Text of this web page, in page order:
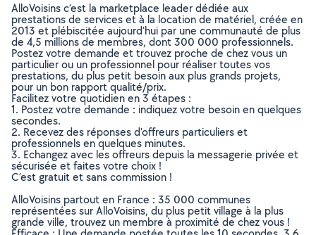
AlloVoisins c’est la marketplace leader dédiée aux
prestations de services et à la location de matériel, créée en
2013 et plébiscitée aujourd’hui par une communauté de plus
de 4,5 millions de membres, dont 300 000 professionnels.
Postez votre demande et trouvez proche de chez vous un
particulier ou un professionnel pour réaliser toutes vos
prestations, du plus petit besoin aux plus grands projets,
pour un bon rapport qualité/prix.
Facilitez votre quotidien en 3 étapes :
1. Postez votre demande : indiquez votre besoin en quelques
secondes.
2. Recevez des réponses d’offreurs particuliers et
professionnels en quelques minutes.
3. Echangez avec les offreurs depuis la messagerie privée et
sécurisée et faites votre choix !
C’est gratuit et sans commission !
AlloVoisins partout en France : 35 000 communes
représentées sur AlloVoisins, du plus petit village à la plus
grande ville, trouvez un membre à proximité de chez vous !